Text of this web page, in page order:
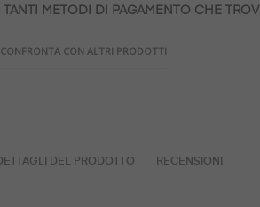
METODI DI PAGAMENTO CHE
CONFRONTA CON ALTRI PRODOTTI
DEL PRODOTTO RECENSIONI